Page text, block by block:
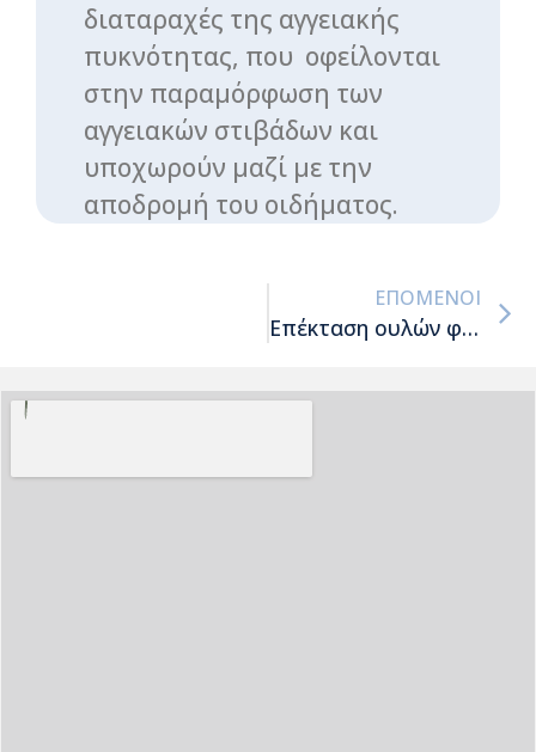
διαταραχές της αγγειακής
πυκνότητας, που οφείλονται
στην παραμόρφωση των
αγγειακών στιβάδων και
υποχωρούν μαζί με την
αποδρομή του οιδήματος.
ΕΠΌΜΕΝΟΙ
Επέκταση ουλών φωτοπηξίας: EIDON κάμερα βυθού